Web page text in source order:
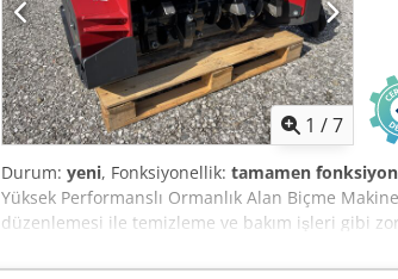
1 /7
Durum: yeni, Fonksiyonellik: tamamen
Yüksek Performanslı Ormanlık Alan Biçme
düzenlemesi ile temizleme ve bakım işleri gibi
genişliği sayesinde, yaklaşık 250 mm çapa
parçalanabilir. 16 adet sert metal alet içeren